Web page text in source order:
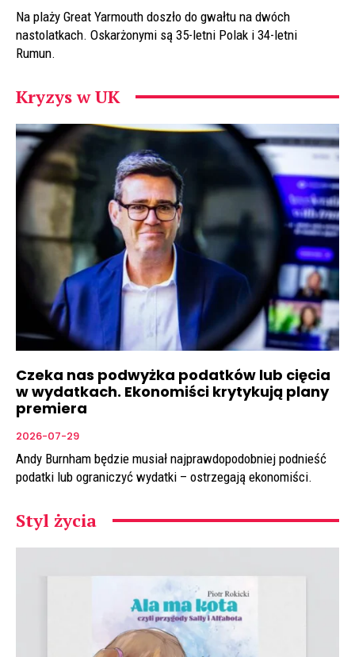
Na plaży Great Yarmouth doszło do gwałtu na dwóch
nastolatkach. Oskarżonymi są 35-letni Polak i 34-letni
Rumun.
Kryzys w UK
Czeka nas podwyżka podatków lub cięcia
w wydatkach. Ekonomiści krytykują plany
premiera
2026-07-29
Andy Burnham będzie musiał najprawdopodobniej podnieść
podatki lub ograniczyć wydatki – ostrzegają ekonomiści.
Styl życia